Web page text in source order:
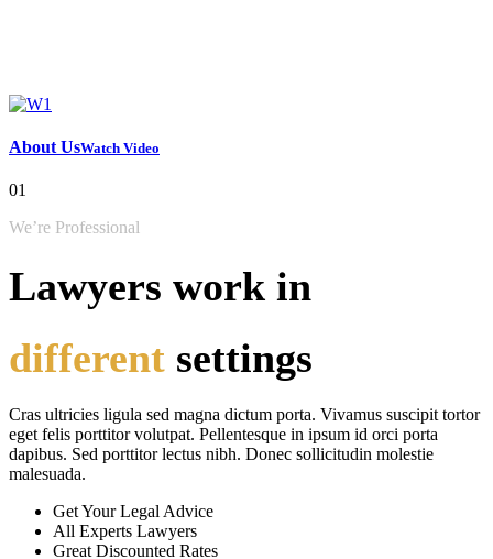
About UsWatch Video
01
We’re Professional
Lawyers work in
different settings
Cras ultricies ligula sed magna dictum porta. Vivamus suscipit tortor
eget felis porttitor volutpat. Pellentesque in ipsum id orci porta
dapibus. Sed porttitor lectus nibh. Donec sollicitudin molestie
malesuada.
Get Your Legal Advice
All Experts Lawyers
Great Discounted Rates